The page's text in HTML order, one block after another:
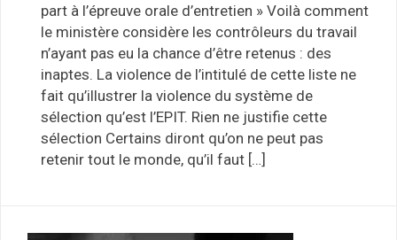
part à l’épreuve orale d’entretien » Voilà comment
le ministère considère les contrôleurs du travail
n’ayant pas eu la chance d’être retenus : des
inaptes. La violence de l’intitulé de cette liste ne
fait qu’illustrer la violence du système de
sélection qu’est l’EPIT. Rien ne justifie cette
sélection Certains diront qu’on ne peut pas
retenir tout le monde, qu’il faut […]